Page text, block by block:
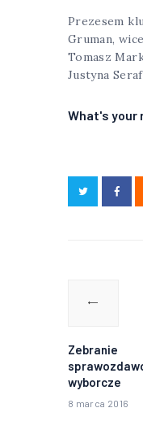
Prezesem
Gruman,
Tomasz
Justyna
What's your
Zebranie
wyborcze
8 marca 2016